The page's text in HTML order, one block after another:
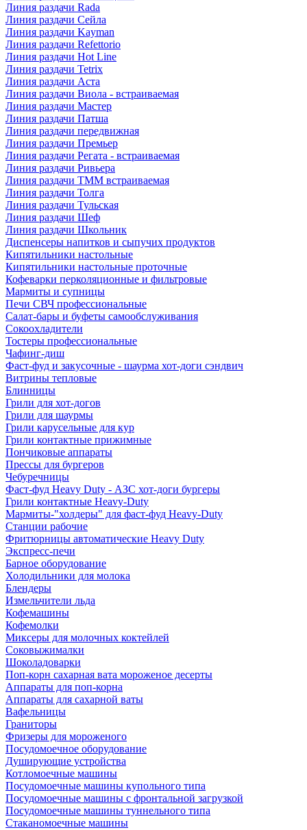
Линия раздачи Rada
Линия раздачи Сейла
Линия раздачи Kayman
Линия раздачи Refettorio
Линия раздачи Hot Line
Линия раздачи Tetrix
Линия раздачи Аста
Линия раздачи Виола - встраиваемая
Линия раздачи Мастер
Линия раздачи Патша
Линия раздачи передвижная
Линия раздачи Премьер
Линия раздачи Регата - встраиваемая
Линия раздачи Ривьера
Линия раздачи ТММ встраиваемая
Линия раздачи Толга
Линия раздачи Тульская
Линия раздачи Шеф
Линия раздачи Школьник
Диспенсеры напитков и сыпучих продуктов
Кипятильники настольные
Кипятильники настольные проточные
Кофеварки перколяционные и фильтровые
Мармиты и супницы
Печи СВЧ профессиональные
Салат-бары и буфеты самообслуживания
Сокоохладители
Тостеры профессиональные
Чафинг-диш
Фаст-фуд и закусочные - шаурма хот-доги сэндвич
Витрины тепловые
Блинницы
Грили для хот-догов
Грили для шаурмы
Грили карусельные для кур
Грили контактные прижимные
Пончиковые аппараты
Прессы для бургеров
Чебуречницы
Фаст-фуд Heavy Duty - АЗС хот-доги бургеры
Грили контактные Heavy-Duty
Мармиты-"холдеры" для фаст-фуд Heavy-Duty
Станции рабочие
Фритюрницы автоматические Heavy Duty
Экспресс-печи
Барное оборудование
Холодильники для молока
Блендеры
Измельчители льда
Кофемашины
Кофемолки
Миксеры для молочных коктейлей
Соковыжималки
Шоколадоварки
Поп-корн сахарная вата мороженое десерты
Аппараты для поп-корна
Аппараты для сахарной ваты
Вафельницы
Граниторы
Фризеры для мороженого
Посудомоечное оборудование
Душирующие устройства
Котломоечные машины
Посудомоечные машины купольного типа
Посудомоечные машины с фронтальной загрузкой
Посудомоечные машины туннельного типа
Стаканомоечные машины